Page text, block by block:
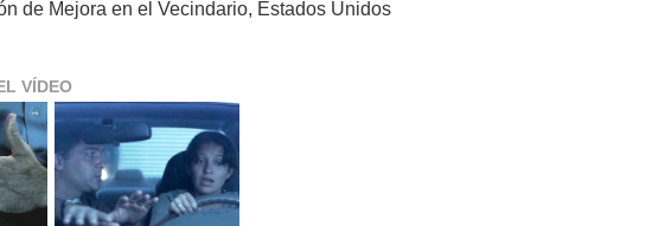
de Mejora en el Vecindario, Estados Unidos
VÍDEO